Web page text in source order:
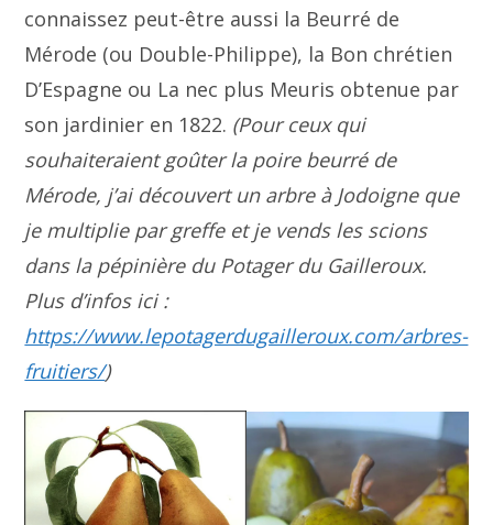
connaissez peut-être aussi la Beurré de
Mérode (ou Double-Philippe), la Bon chrétien
D’Espagne ou La nec plus Meuris obtenue par
son jardinier en 1822. (Pour ceux qui
souhaiteraient goûter la poire beurré de
Mérode, j’ai découvert un arbre à Jodoigne que
je multiplie par greffe et je vends les scions
dans la pépinière du Potager du Gailleroux.
Plus d’infos ici :
https://www.lepotagerdugailleroux.com/arbres-
fruitiers/)